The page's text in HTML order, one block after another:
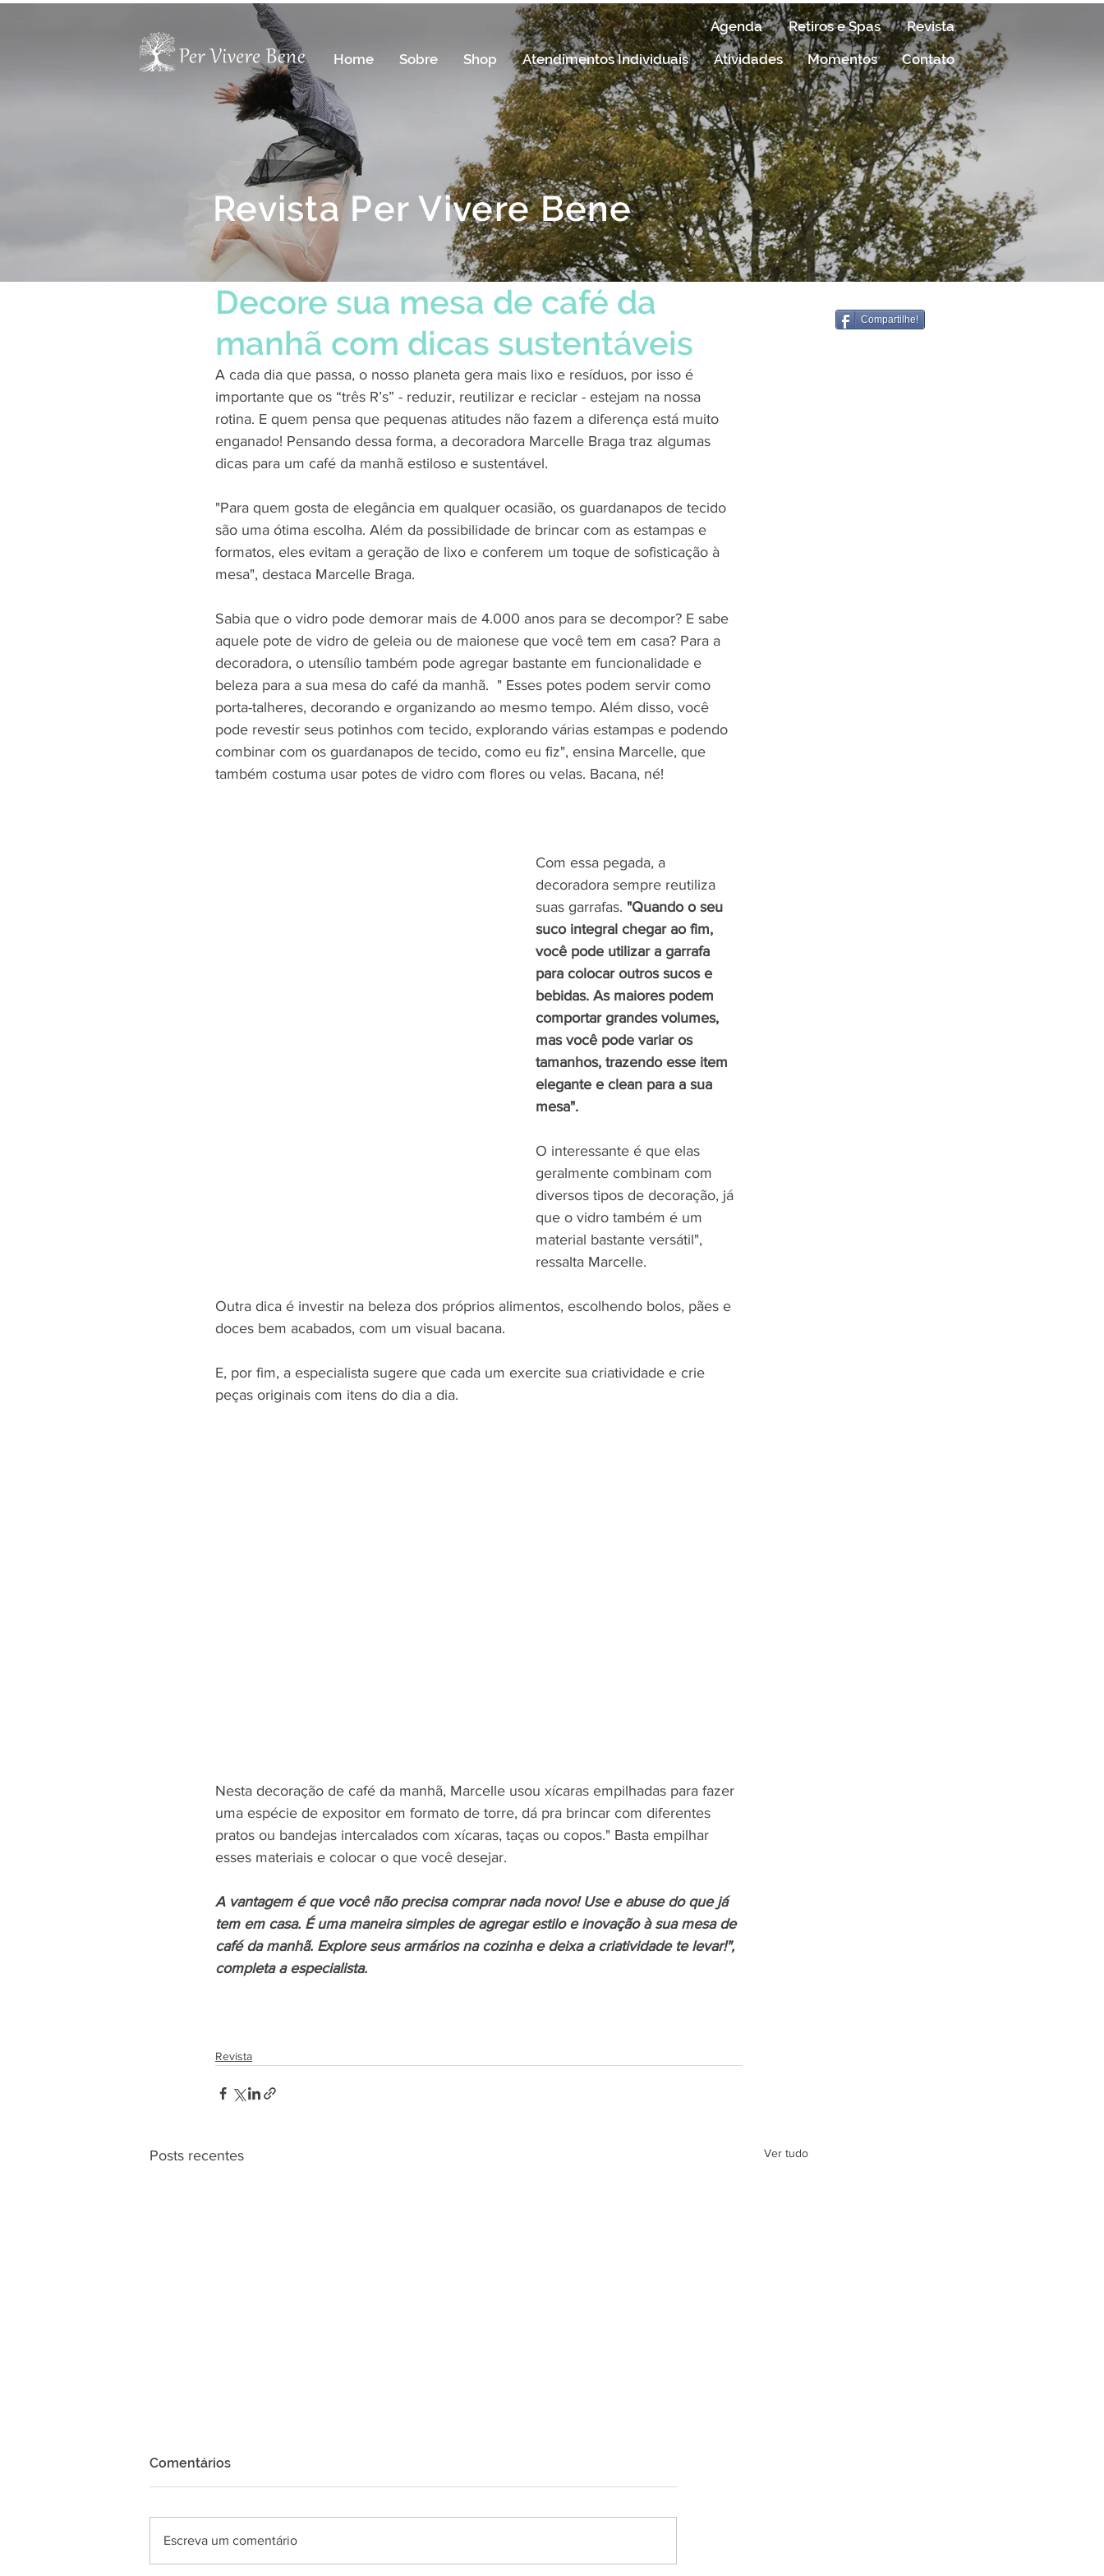
Agenda Retiros e Spas
Revista
Home
Sobre Shop Atendimentos Individuais Atividades Momentos Contato
Decore sua mesa de café da
manhã com dicas sustentáveis
A cada dia que passa, o nosso planeta gera mais lixo e resíduos, por isso é
importante que os “três R’s” - reduzir, reutilizar e reciclar - estejam na nossa
rotina. E quem pensa que pequenas atitudes não fazem a diferença está muito
enganado! Pensando dessa forma, a decoradora Marcelle Braga traz algumas
dicas para um café da manhã estiloso e sustentável.
"Para quem gosta de elegância em qualquer ocasião, os guardanapos de tecido
são uma ótima escolha. Além da possibilidade de brincar com as estampas e
formatos, eles evitam a geração de lixo e conferem um toque de sofisticação à
mesa", destaca Marcelle Braga.
Sabia que o vidro pode demorar mais de 4.000 anos para se decompor? E sabe
aquele pote de vidro de geleia ou de maionese que você tem em casa? Para a
decoradora, o utensílio também pode agregar bastante em funcionalidade e
beleza para a sua mesa do café da manhã.  " Esses potes podem servir como
porta-talheres, decorando e organizando ao mesmo tempo. Além disso, você
pode revestir seus potinhos com tecido, explorando várias estampas e podendo
combinar com os guardanapos de tecido, como eu fiz", ensina Marcelle, que
também costuma usar potes de vidro com flores ou velas. Bacana, né!
Com essa pegada, a
decoradora sempre reutiliza
suas garrafas. "Quando o seu
suco integral chegar ao fim,
você pode utilizar a garrafa
para colocar outros sucos e
bebidas. As maiores podem
comportar grandes volumes,
mas você pode variar os
tamanhos, trazendo esse item
elegante e clean para a sua
mesa".
O interessante é que elas
geralmente combinam com
diversos tipos de decoração, já
que o vidro também é um
material bastante versátil",
ressalta Marcelle.
Outra dica é investir na beleza dos próprios alimentos, escolhendo bolos, pães e
doces bem acabados, com um visual bacana.
E, por fim, a especialista sugere que cada um exercite sua criatividade e crie
peças originais com itens do dia a dia.
Nesta decoração de café da manhã, Marcelle usou xícaras empilhadas para fazer
uma espécie de expositor em formato de torre, dá pra brincar com diferentes
pratos ou bandejas intercalados com xícaras, taças ou copos." Basta empilhar
esses materiais e colocar o que você desejar.
A vantagem é que você não precisa comprar nada novo! Use e abuse do que já
tem em casa. É uma maneira simples de agregar estilo e inovação à sua mesa de
café da manhã. Explore seus armários na cozinha e deixa a criatividade te levar!",
completa a especialista.
Revista
Posts recentes Ver tudo
Comentários
Escreva um comentário
Revista Per Vivere Bene
Compartilhe!